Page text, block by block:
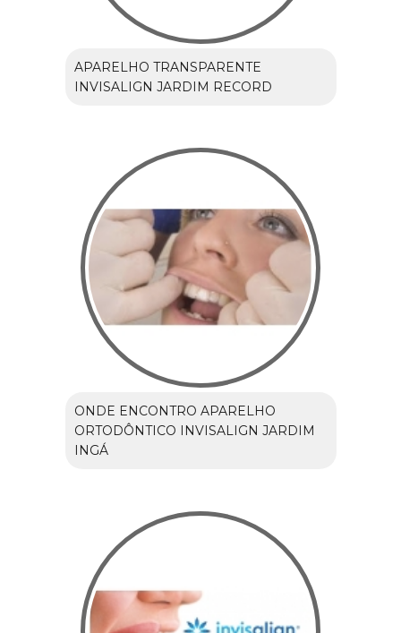
APARELHO TRANSPARENTE
INVISALIGN JARDIM RECORD
ONDE ENCONTRO APARELHO
ORTODÔNTICO INVISALIGN JARDIM
INGÁ